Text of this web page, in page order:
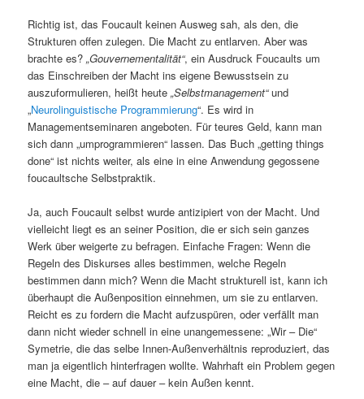
Richtig ist, das Foucault keinen Ausweg sah, als den, die
Strukturen offen zulegen. Die Macht zu entlarven. Aber was
brachte es?„Gouvernementalität“, ein Ausdruck Foucaults um
das Einschreiben der Macht ins eigene Bewusstsein zu
auszuformulieren, heißt heute„Selbstmanagement“und
„Neurolinguistische Programmierung“. Es wird in
Managementseminaren angeboten. Für teures Geld, kann man
sich dann „umprogrammieren“ lassen. Das Buch „getting things
done“ ist nichts weiter, als eine in eine Anwendung gegossene
foucaultsche Selbstpraktik.
Ja, auch Foucault selbst wurde antizipiert von der Macht. Und
vielleicht liegt es an seiner Position, die er sich sein ganzes
Werk über weigerte zu befragen. Einfache Fragen: Wenn die
Regeln des Diskurses alles bestimmen, welche Regeln
bestimmen dann mich? Wenn die Macht strukturell ist, kann ich
überhaupt die Außenposition einnehmen, um sie zu entlarven.
Reicht es zu fordern die Macht aufzuspüren, oder verfällt man
dann nicht wieder schnell in eine unangemessene: „Wir – Die“
Symetrie, die das selbe Innen-Außenverhältnis reproduziert, das
man ja eigentlich hinterfragen wollte. Wahrhaft ein Problem gegen
eine Macht, die – auf dauer – kein Außen kennt.